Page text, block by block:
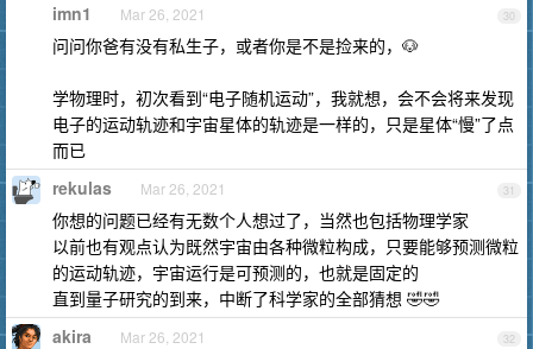
30
imn1 Mar 26, 2021
问问你爸有没有私生子，或者你是不是捡来的，🐶
学物理时，初次看到“电子随机运动”，我就想，会不会将来发现
电子的运动轨迹和宇宙星体的轨迹是一样的，只是星体“慢”了点
而已
31
rekulas Mar 26, 2021
你想的问题已经有无数个人想过了，当然也包括物理学家
以前也有观点认为既然宇宙由各种微粒构成，只要能够预测微粒
的运动轨迹，宇宙运行是可预测的，也就是固定的
直到量子研究的到来，中断了科学家的全部猜想 🤣🤣
32
akira Mar 26, 2021